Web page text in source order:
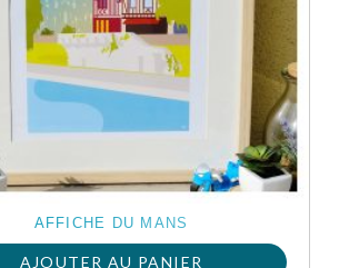
AFFICHE DU MANS
AJOUTER AU PANIER